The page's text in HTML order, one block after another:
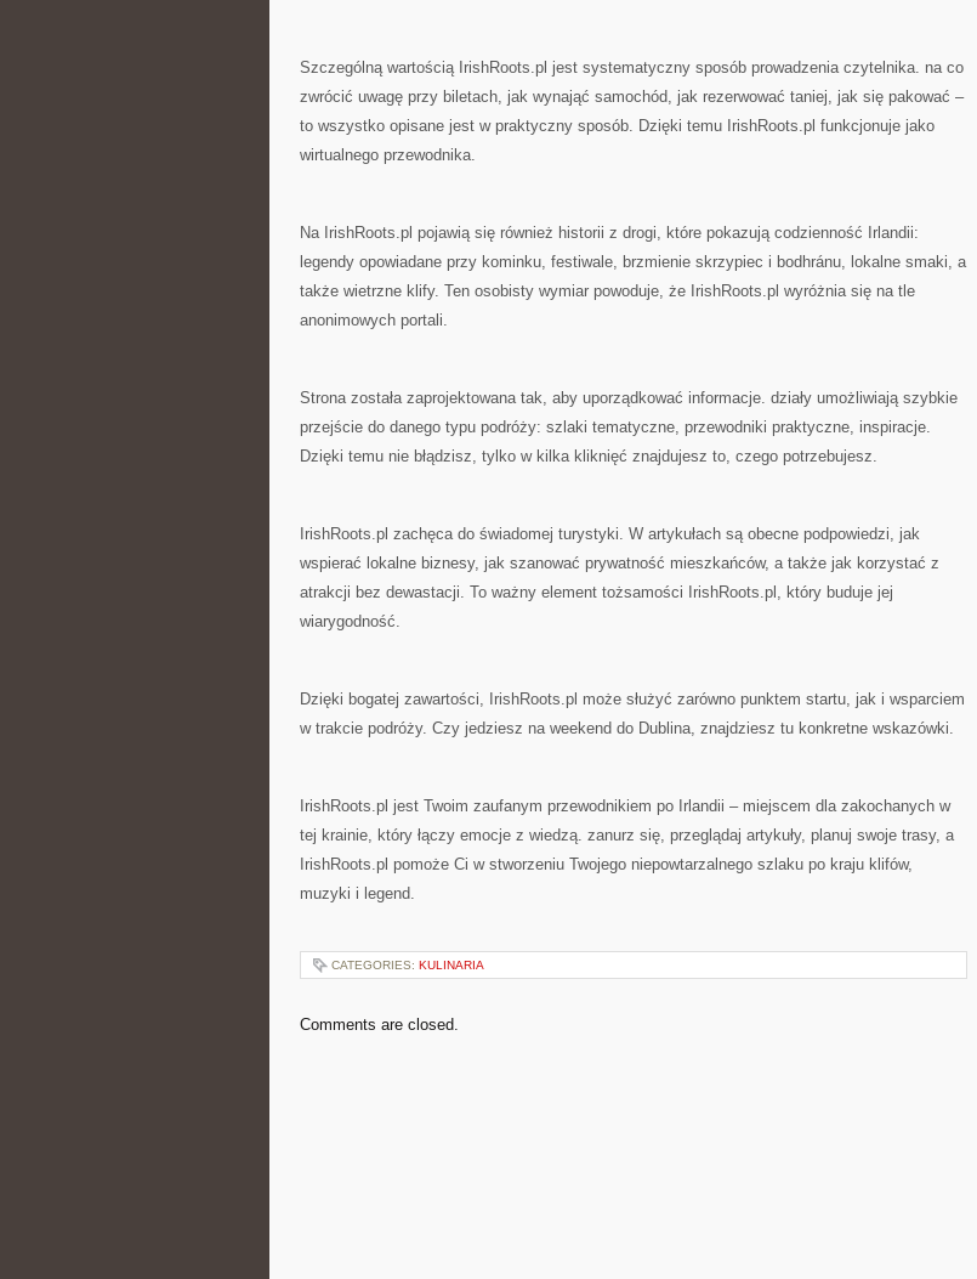
Szczególną wartością IrishRoots.pl jest systematyczny sposób prowadzenia czytelnika. na co
zwrócić uwagę przy biletach, jak wynająć samochód, jak rezerwować taniej, jak się pakować –
to wszystko opisane jest w praktyczny sposób. Dzięki temu IrishRoots.pl funkcjonuje jako
wirtualnego przewodnika.
Na IrishRoots.pl pojawią się również historii z drogi, które pokazują codzienność Irlandii:
legendy opowiadane przy kominku, festiwale, brzmienie skrzypiec i bodhránu, lokalne smaki, a
także wietrzne klify. Ten osobisty wymiar powoduje, że IrishRoots.pl wyróżnia się na tle
anonimowych portali.
Strona została zaprojektowana tak, aby uporządkować informacje. działy umożliwiają szybkie
przejście do danego typu podróży: szlaki tematyczne, przewodniki praktyczne, inspiracje.
Dzięki temu nie błądzisz, tylko w kilka kliknięć znajdujesz to, czego potrzebujesz.
IrishRoots.pl zachęca do świadomej turystyki. W artykułach są obecne podpowiedzi, jak
wspierać lokalne biznesy, jak szanować prywatność mieszkańców, a także jak korzystać z
atrakcji bez dewastacji. To ważny element tożsamości IrishRoots.pl, który buduje jej
wiarygodność.
Dzięki bogatej zawartości, IrishRoots.pl może służyć zarówno punktem startu, jak i wsparciem
w trakcie podróży. Czy jedziesz na weekend do Dublina, znajdziesz tu konkretne wskazówki.
IrishRoots.pl jest Twoim zaufanym przewodnikiem po Irlandii – miejscem dla zakochanych w
tej krainie, który łączy emocje z wiedzą. zanurz się, przeglądaj artykuły, planuj swoje trasy, a
IrishRoots.pl pomoże Ci w stworzeniu Twojego niepowtarzalnego szlaku po kraju klifów,
muzyki i legend.
CATEGORIES: KULINARIA
Comments are closed.